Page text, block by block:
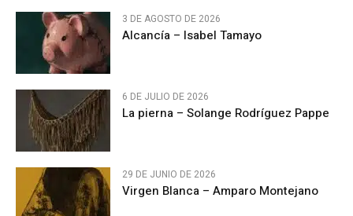
3 DE AGOSTO DE 2026
Alcancía – Isabel Tamayo
6 DE JULIO DE 2026
La pierna – Solange Rodríguez Pappe
29 DE JUNIO DE 2026
Virgen Blanca – Amparo Montejano